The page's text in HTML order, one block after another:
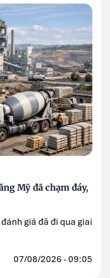
Mỹ đã chạm đáy,
giá đã đi qua giai
07/08/2026 - 09:05